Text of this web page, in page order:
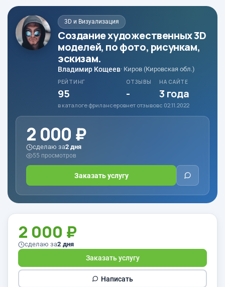
3D и Визуализация
Создание художественных 3D
моделей, по фото, рисункам,
эскизам.
Владимир Кощеев· Киров (Кировская обл.)
РЕЙТИНГ
95
в каталоге фрилансеров
ОТЗЫВЫ
-
нет отзывов
НА САЙТЕ
3 года
с 02.11.2022
2 000 ₽
сделаю за2 дня
55 просмотров
Заказать услугу
2 000 ₽
сделаю за2 дня
Заказать услугу
Написать